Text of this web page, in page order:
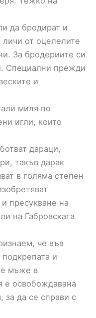
да бродират и
от оцелелите
За бродериите си
Специални прежди
и
миля по
игли, които
дараци,
такъв дарак
в голяма степен
пресукване на
на Габровската
че във
и
мъже в
е освобождавана
за да се справи с